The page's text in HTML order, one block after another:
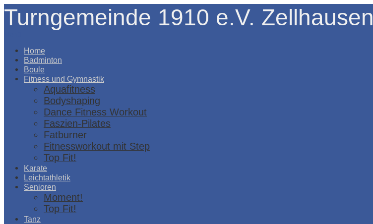
Turngemeinde 1910 e.V. Zellhausen
Home
Badminton
Boule
Fitness und Gymnastik
Aquafitness
Bodyshaping
Dance Fitness Workout
Faszien-Pilates
Fatburner
Fitnessworkout mit Step
Top Fit!
Karate
Leichtathletik
Senioren
Moment!
Top Fit!
Tanz